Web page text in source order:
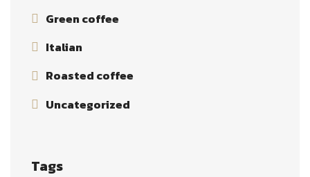
Green coffee
Italian
Roasted coffee
Uncategorized
Tags